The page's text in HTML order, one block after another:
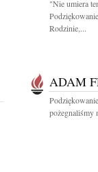
"Nie umiera
Rodzinie,...
ADAM
pożegnaliśmy